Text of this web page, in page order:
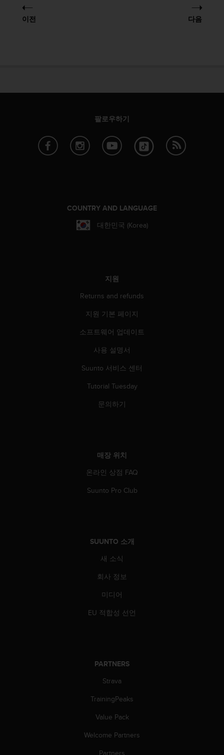
이전 다음
팔로우하기
COUNTRY AND LANGUAGE
대한민국 (Korea)
지원
Returns and refunds
지원 기본 페이지
소프트웨어 업데이트
사용 설명서
Suunto 서비스 센터
Tutorial Tuesday
문의하기
매장 위치
온라인 상점 FAQ
Suunto Pro Club
SUUNTO 소개
새 소식
회사 정보
미디어
EU 적합성 선언
PARTNERS
Strava
TrainingPeaks
Value Pack
Welcome Partners
Partners